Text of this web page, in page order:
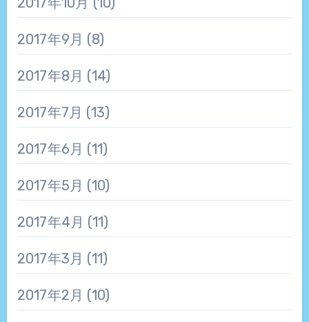
2017年9月 (8)
2017年8月 (14)
2017年7月 (13)
2017年6月 (11)
2017年5月 (10)
2017年4月 (11)
2017年3月 (11)
2017年2月 (10)